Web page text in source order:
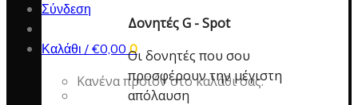
Σύνδεση
Καλάθι / €0,00 0
Κανένα προϊόν στο καλάθι σας.
Δονητές G - Spot
Οι δονητές που σου
προσφέρουν την μέγιστη
απόλαυση